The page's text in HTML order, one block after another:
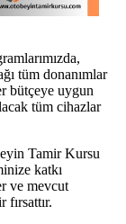
tüm donanımlar
bütçeye uygun
tüm cihazlar
Tamir Kursu
katkı
ve mevcut